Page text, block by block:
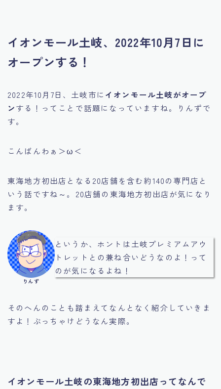
イオンモール土岐、2022年10月7日に
オープンする！
2022年10月7日、土岐市に イオンモール土岐がオープ
ンする！ってことで話題になっていますね。りんずで
す。
こんばんわぁ＞ω＜
東海地方初出店となる20店舗を含む約140の専門店と
いう話ですね～。20店舗の東海地方初出店が気になり
ます。
りんず
というか、ホントは土岐プレミアムアウ
トレットとの兼ね合いどうなのよ！って
のが気になるよね！
そのへんのことも踏まえてなんとなく紹介していきま
すよ！ぶっちゃけどうなん実際。
イオンモール土岐の東海地方初出店ってなんで